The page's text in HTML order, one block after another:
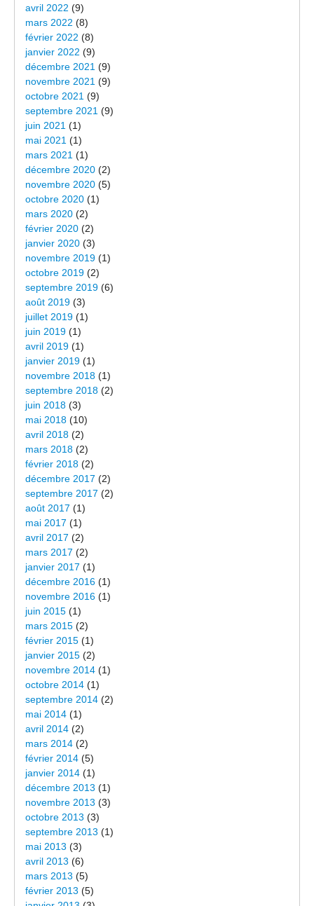
avril 2022 (9)
mars 2022 (8)
février 2022 (8)
janvier 2022 (9)
décembre 2021 (9)
novembre 2021 (9)
octobre 2021 (9)
septembre 2021 (9)
juin 2021 (1)
mai 2021 (1)
mars 2021 (1)
décembre 2020 (2)
novembre 2020 (5)
octobre 2020 (1)
mars 2020 (2)
février 2020 (2)
janvier 2020 (3)
novembre 2019 (1)
octobre 2019 (2)
septembre 2019 (6)
août 2019 (3)
juillet 2019 (1)
juin 2019 (1)
avril 2019 (1)
janvier 2019 (1)
novembre 2018 (1)
septembre 2018 (2)
juin 2018 (3)
mai 2018 (10)
avril 2018 (2)
mars 2018 (2)
février 2018 (2)
décembre 2017 (2)
septembre 2017 (2)
août 2017 (1)
mai 2017 (1)
avril 2017 (2)
mars 2017 (2)
janvier 2017 (1)
décembre 2016 (1)
novembre 2016 (1)
juin 2015 (1)
mars 2015 (2)
février 2015 (1)
janvier 2015 (2)
novembre 2014 (1)
octobre 2014 (1)
septembre 2014 (2)
mai 2014 (1)
avril 2014 (2)
mars 2014 (2)
février 2014 (5)
janvier 2014 (1)
décembre 2013 (1)
novembre 2013 (3)
octobre 2013 (3)
septembre 2013 (1)
mai 2013 (3)
avril 2013 (6)
mars 2013 (5)
février 2013 (5)